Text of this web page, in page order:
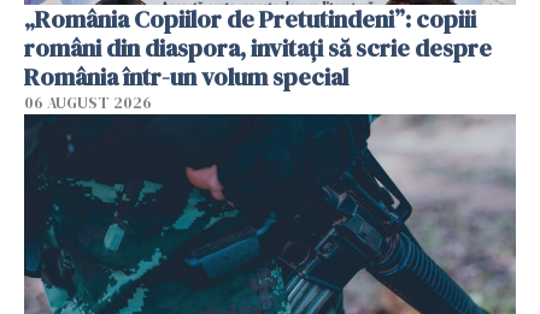
„România Copiilor de Pretutindeni”: copiii
români din diaspora, invitați să scrie despre
România într-un volum special
06 AUGUST 2026